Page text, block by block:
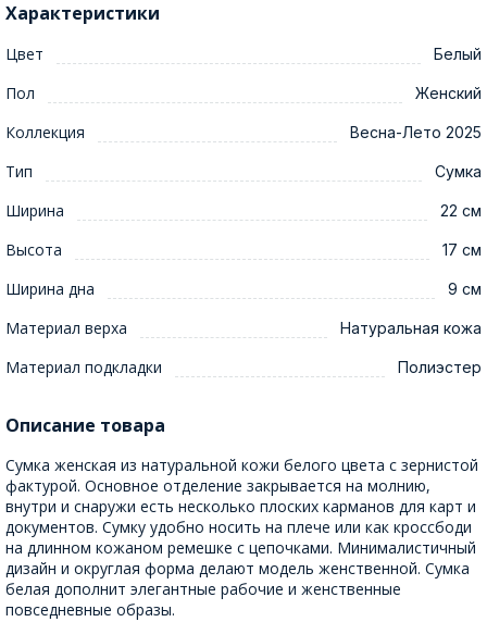
Характеристики
Цвет Белый
Пол Женский
Коллекция Весна-Лето 2025
Тип Сумка
Ширина 22 см
Высота 17 см
Ширина дна 9 см
Материал верха Натуральная кожа
Материал подкладки Полиэстер
Описание товара
Сумка женская из натуральной кожи белого цвета с зернистой
фактурой. Основное отделение закрывается на молнию,
внутри и снаружи есть несколько плоских карманов для карт и
документов. Сумку удобно носить на плече или как кроссбоди
на длинном кожаном ремешке с цепочками. Минималистичный
дизайн и округлая форма делают модель женственной. Сумка
белая дополнит элегантные рабочие и женственные
повседневные образы.